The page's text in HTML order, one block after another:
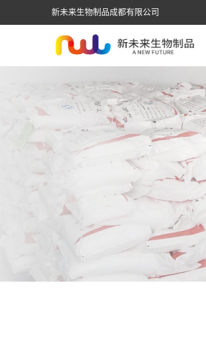
新未来生物制品成都有限公司